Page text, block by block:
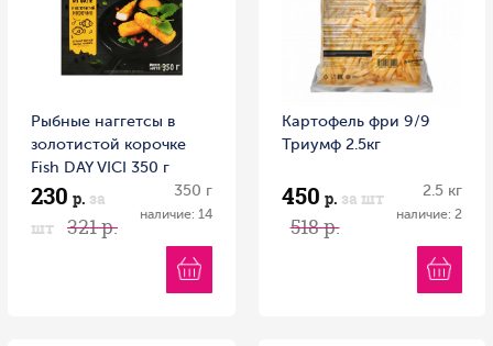
Рыбные наггетсы в
золотистой корочке
Fish DAY VICI 350 г
230 р. за
шт
321 р.
350 г
наличие: 14
Картофель фри 9/9
Триумф 2.5кг
450 р. за шт
518 р.
2.5 кг
наличие: 2